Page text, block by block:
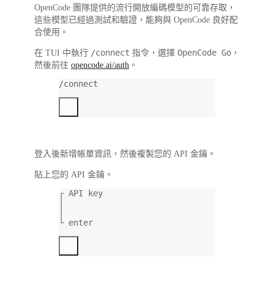
OpenCode 團隊提供的流行開放編碼模型的可靠存取，
這些模型已經過測試和驗證，能夠與 OpenCode 良好配
合使用。
在 TUI 中執行 /connect 指令，選擇 OpenCode Go ，
然後前往 opencode.ai/auth 。
/connect
登入後新增帳單資訊，然後複製您的 API 金鑰。
貼上您的 API 金鑰。
┌ API key
└ enter